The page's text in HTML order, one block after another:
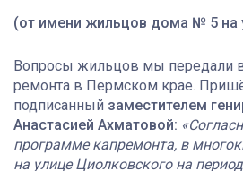
(от имени жильцов дома № 5 на
Вопросы жильцов мы передали
ремонта в Пермском крае.
подписанный заместителем
Анастасией Ахматовой:
программе капремонта, в
на улице Циолковского на